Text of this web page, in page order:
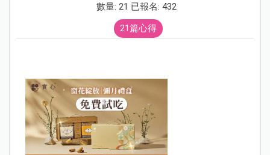
數量: 21 已報名: 432
21篇心得